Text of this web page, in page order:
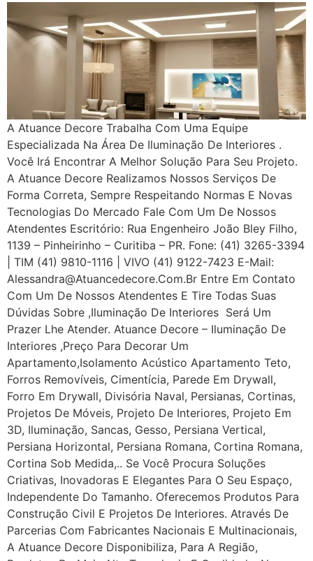
A Atuance Decore Trabalha Com Uma Equipe
Especializada Na Área De Iluminação De Interiores .
Você Irá Encontrar A Melhor Solução Para Seu Projeto.
A Atuance Decore Realizamos Nossos Serviços De
Forma Correta, Sempre Respeitando Normas E Novas
Tecnologias Do Mercado Fale Com Um De Nossos
Atendentes Escritório: Rua Engenheiro João Bley Filho,
1139 – Pinheirinho – Curitiba – PR. Fone: (41) 3265-3394
| TIM (41) 9810-1116 | VIVO (41) 9122-7423 E-Mail:
Alessandra@atuancedecore.com.br Entre Em Contato
Com Um De Nossos Atendentes E Tire Todas Suas
Dúvidas Sobre ,iluminação De Interiores Será Um
Prazer Lhe Atender. Atuance Decore – Iluminação De
Interiores ,Preço Para Decorar Um
Apartamento,Isolamento Acústico Apartamento Teto,
Forros Removíveis, Cimentícia, Parede Em Drywall,
Forro Em Drywall, Divisória Naval, Persianas, Cortinas,
Projetos De Móveis, Projeto De Interiores, Projeto Em
3D, Iluminação, Sancas, Gesso, Persiana Vertical,
Persiana Horizontal, Persiana Romana, Cortina Romana,
Cortina Sob Medida,.. Se Você Procura Soluções
Criativas, Inovadoras E Elegantes Para O Seu Espaço,
Independente Do Tamanho. Oferecemos Produtos Para
Construção Civil E Projetos De Interiores. Através De
Parcerias Com Fabricantes Nacionais E Multinacionais,
A Atuance Decore Disponibiliza, Para A Região,